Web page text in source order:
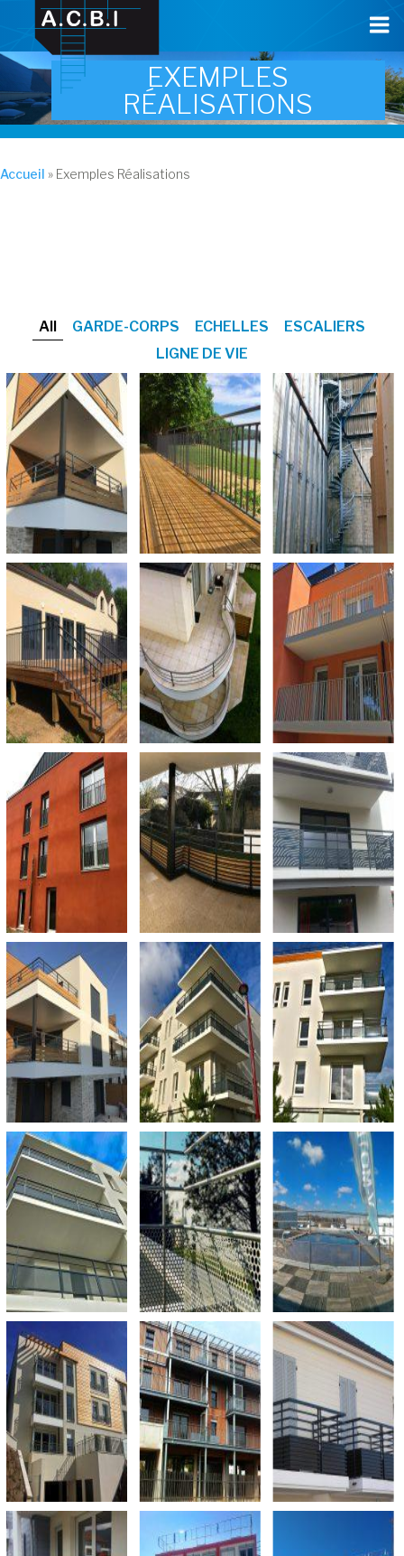
EXEMPLES
RÉALISATIONS
Accueil » Exemples Réalisations
All GARDE-CORPS ECHELLES
ESCALIERS
LIGNE DE VIE
Cookies management panel